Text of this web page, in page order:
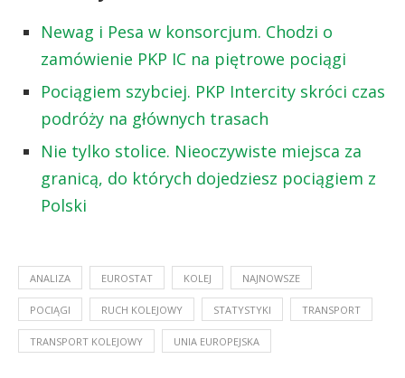
Newag i Pesa w konsorcjum. Chodzi o
zamówienie PKP IC na piętrowe pociągi
Pociągiem szybciej. PKP Intercity skróci czas
podróży na głównych trasach
Nie tylko stolice. Nieoczywiste miejsca za
granicą, do których dojedziesz pociągiem z
Polski
ANALIZA EUROSTAT KOLEJ NAJNOWSZE
POCIĄGI RUCH KOLEJOWY STATYSTYKI TRANSPORT
TRANSPORT KOLEJOWY UNIA EUROPEJSKA